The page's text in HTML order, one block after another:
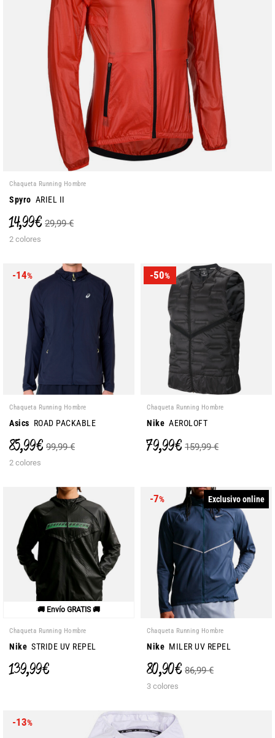
Chaqueta Running Hombre
Spyro ARIEL II
14,99 € 29,99 €
2 colores
-14%
Chaqueta Running Hombre
Asics ROAD PACKABLE
85,99 € 99,99 €
2 colores
-50%
Chaqueta Running Hombre
Nike AEROLOFT
79,99 € 159,99 €
🚚 Envío GRATIS 🚚
Chaqueta Running Hombre
Nike STRIDE UV REPEL
139,99 €
-7% Exclusivo online
Chaqueta Running Hombre
Nike MILER UV REPEL
80,90 € 86,99 €
3 colores
-13%